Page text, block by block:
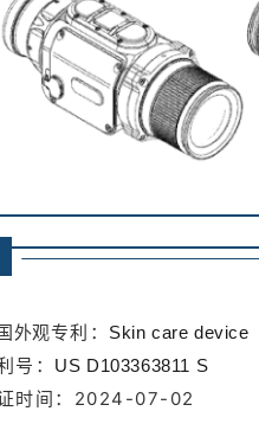
外观专利： Skin care device
号： US D103363811 S
时间：2024-07-02